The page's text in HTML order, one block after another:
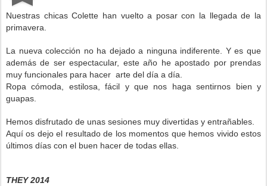
Nuestras chicas Colette han vuelto a posar con la llegada de la
primavera.
La nueva colección no ha dejado a ninguna indiferente. Y es que
además de ser espectacular, este año he apostado por prendas
muy funcionales para hacer arte del día a día.
Ropa cómoda, estilosa, fácil y que nos haga sentirnos bien y
guapas.
Hemos disfrutado de unas sesiones muy divertidas y entrañables.
Aquí os dejo el resultado de los momentos que hemos vivido estos
últimos días con el buen hacer de todas ellas.
THEY 2014